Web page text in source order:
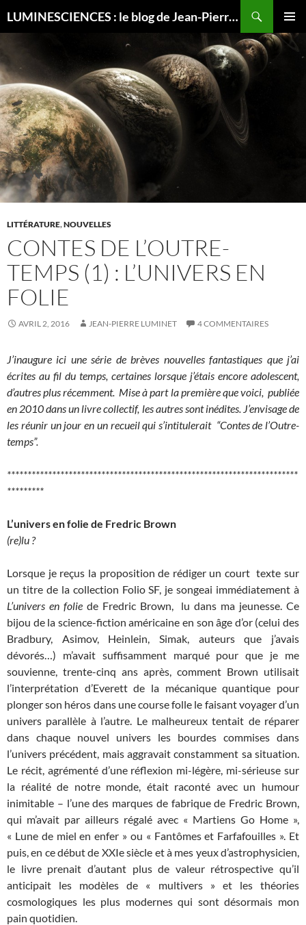
LUMINESCIENCES : le blog de Jean-Pierre LUMINET, astrophysicien
MENU
LITTÉRATURE,NOUVELLES
CONTES DE L’OUTRE-
TEMPS (1) : L’UNIVERS EN
FOLIE
AVRIL 2, 2016 JEAN-PIERRE LUMINET 4 COMMENTAIRES
J’inaugure ici une série de brèves nouvelles fantastiques que j’ai
écrites au fil du temps, certaines lorsque j’étais encore adolescent,
d’autres plus récemment. Mise à part la première que voici, publiée
en 2010 dans un livre collectif, les autres sont inédites. J’envisage de
les réunir un jour en un recueil qui s’intitulerait “Contes de l’Outre-
temps”.
***********************************************************************
*********
L’univers en folie de Fredric Brown
(re)lu ?
Lorsque je reçus la proposition de rédiger un court texte sur
un titre de la collection Folio SF, je songeai immédiatement à
L’univers en foliede Fredric Brown, lu dans ma jeunesse. Ce
bijou de la science-fiction américaine en son âge d’or (celui des
Bradbury, Asimov, Heinlein, Simak, auteurs que j’avais
dévorés…) m’avait suffisamment marqué pour que je me
souvienne, trente-cinq ans après, comment Brown utilisait
l’interprétation d’Everett de la mécanique quantique pour
plonger son héros dans une course folle le faisant voyager d’un
univers parallèle à l’autre. Le malheureux tentait de réparer
dans chaque nouvel univers les bourdes commises dans
l’univers précédent, mais aggravait constamment sa situation.
Le récit, agrémenté d’une réflexion mi-légère, mi-sérieuse sur
la réalité de notre monde, était raconté avec un humour
inimitable – l’une des marques de fabrique de Fredric Brown,
qui m’avait par ailleurs régalé avec « Martiens Go Home »,
« Lune de miel en enfer » ou « Fantômes et Farfafouilles ». Et
puis, en ce début de XXIe siècle et à mes yeux d’astrophysicien,
le livre prenait d’autant plus de valeur rétrospective qu’il
anticipait les modèles de « multivers » et les théories
cosmologiques les plus modernes qui sont désormais mon
pain quotidien.